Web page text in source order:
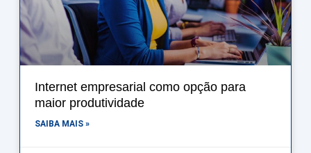
Internet empresarial como opção para
maior produtividade
SAIBA MAIS »